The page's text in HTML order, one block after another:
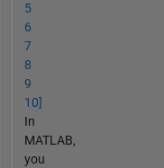
5
6
7
8
9
10]
In
MATLAB,
you